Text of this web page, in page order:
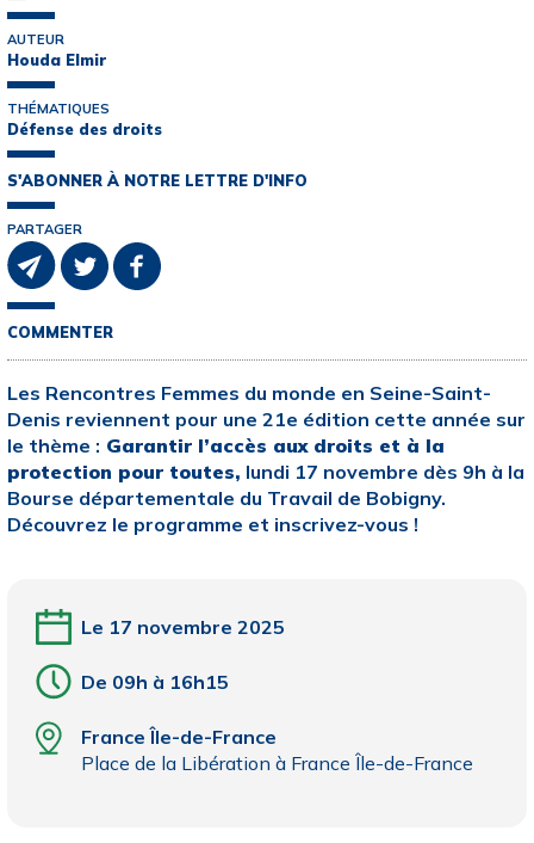
AUTEUR
Houda Elmir
THÉMATIQUES
Défense des droits
S'ABONNER À NOTRE LETTRE D'INFO
PARTAGER
COMMENTER
Les Rencontres Femmes du monde en Seine-Saint-
Denis reviennent pour une 21e édition cette année sur
le thème : Garantir l’accès aux droits et à la
protection pour toutes, lundi 17 novembre dès 9h à la
Bourse départementale du Travail de Bobigny.
Découvrez le programme et inscrivez-vous !
Le 17 novembre 2025
De 09h à 16h15
France Île-de-France
Place de la Libération à France Île-de-France